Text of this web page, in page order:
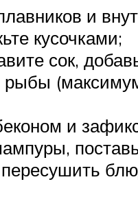
и
кусочками;
сок,
рыбы
и